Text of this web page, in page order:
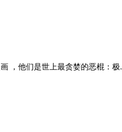
，他们是世上最贪婪的恶棍：极